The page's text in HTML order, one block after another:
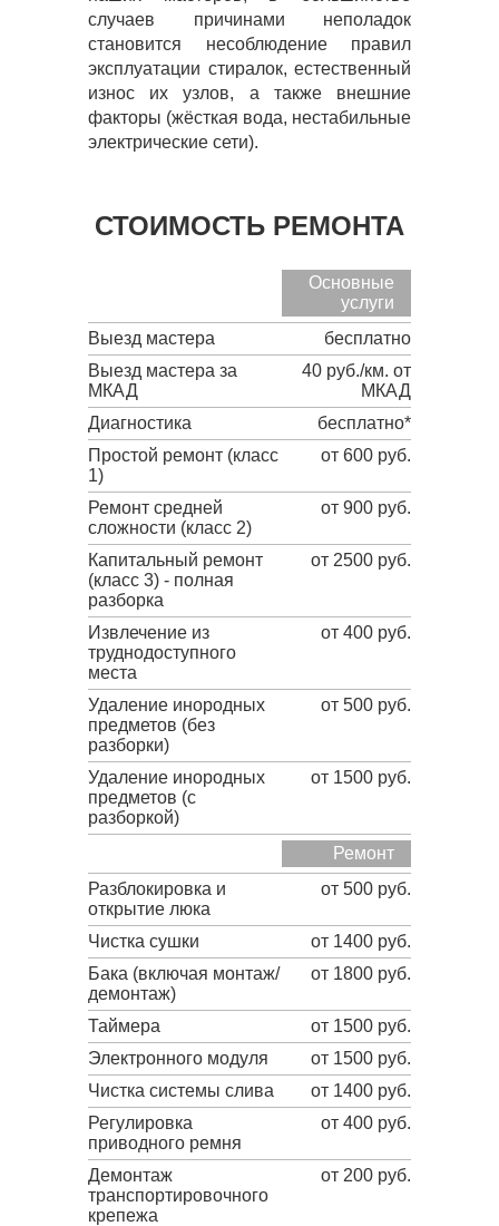
случаев причинами неполадок
становится несоблюдение правил
эксплуатации стиралок, естественный
износ их узлов, а также внешние
факторы (жёсткая вода, нестабильные
электрические сети).
СТОИМОСТЬ РЕМОНТА
Основные
услуги
Выезд мастера
бесплатно
Выезд мастера за
МКАД
40 руб./км. от
МКАД
Диагностика
бесплатно*
Простой ремонт (класс
1)
от 600 руб.
Ремонт средней
сложности (класс 2)
от 900 руб.
Капитальный ремонт
(класс 3) - полная
разборка
от 2500 руб.
Извлечение из
труднодоступного
места
от 400 руб.
Удаление инородных
предметов (без
разборки)
от 500 руб.
Удаление инородных
предметов (с
разборкой)
от 1500 руб.
Ремонт
Разблокировка и
открытие люка
от 500 руб.
Чистка сушки
от 1400 руб.
Бака (включая монтаж/
демонтаж)
от 1800 руб.
Таймера
от 1500 руб.
Электронного модуля
от 1500 руб.
Чистка системы слива
от 1400 руб.
Регулировка
приводного ремня
от 400 руб.
Демонтаж
транспортировочного
крепежа
от 200 руб.